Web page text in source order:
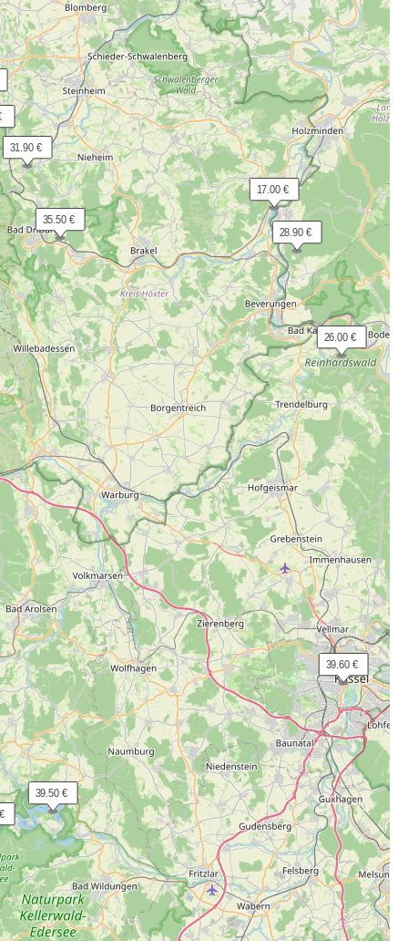
39.50 €
39.60 €
31.90 €
28.90 €
35.50 €
26.00 €
17.00 €